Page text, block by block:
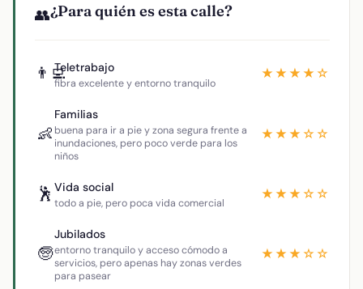
👥¿Para quién es esta calle?
👨‍💻Teletrabajo
fibra excelente y entorno tranquilo
★★★★☆
👶
Familias
buena para ir a pie y zona segura frente a
inundaciones, pero poco verde para los
niños
★★★☆☆
🕺 Vida social
todo a pie, pero poca vida comercial
★★★☆☆
🧓
Jubilados
entorno tranquilo y acceso cómodo a
servicios, pero apenas hay zonas verdes
para pasear
★★★☆☆